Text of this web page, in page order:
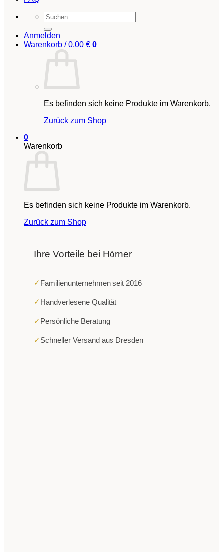
Suchen
nach:
Anmelden
Warenkorb /0,00 € 0
Es befinden sich keine Produkte im Warenkorb.
Zurück zum Shop
0
Warenkorb
Es befinden sich keine Produkte im Warenkorb.
Zurück zum Shop
Ihre Vorteile bei Hörner
✓ Familienunternehmen seit 2016
✓ Handverlesene Qualität
✓ Persönliche Beratung
✓ Schneller Versand aus Dresden